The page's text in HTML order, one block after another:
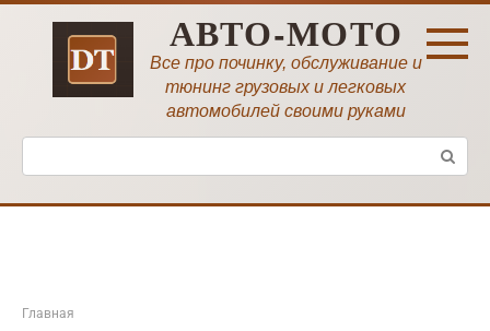
Перейти
АВТО-МОТО
Все про починку, обслуживание и
тюнинг грузовых и легковых
автомобилей своими руками
Поиск:
Главная